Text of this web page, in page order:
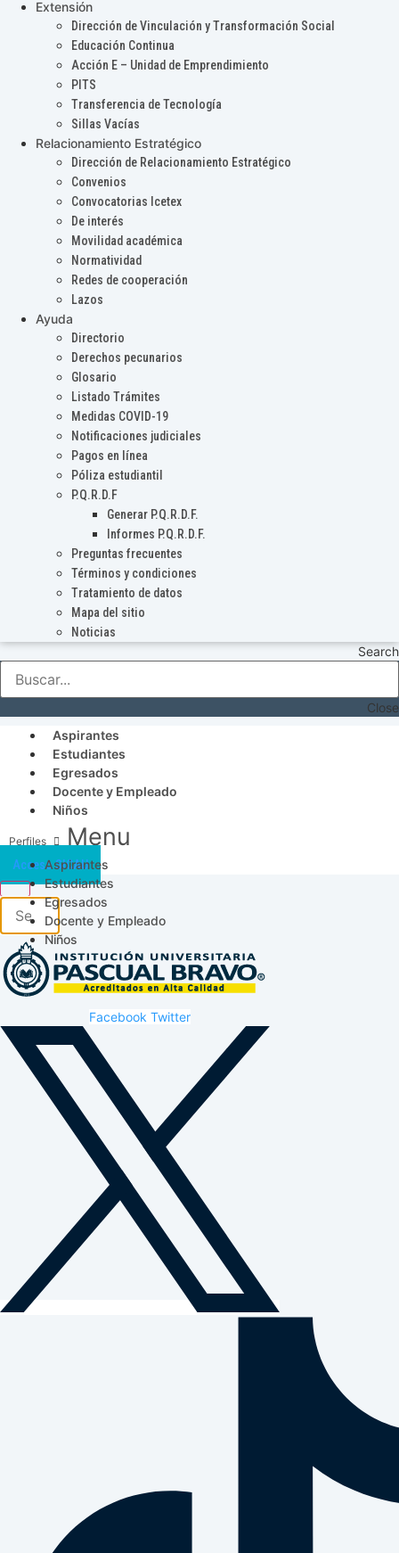
Extensión
Dirección de Vinculación y Transformación Social
Educación Continua
Acción E – Unidad de Emprendimiento
PITS
Transferencia de Tecnología
Sillas Vacías
Relacionamiento Estratégico
Dirección de Relacionamiento Estratégico
Convenios
Convocatorias Icetex
De interés
Movilidad académica
Normatividad
Redes de cooperación
Lazos
Ayuda
Directorio
Derechos pecunarios
Glosario
Listado Trámites
Medidas COVID-19
Notificaciones judiciales
Pagos en línea
Póliza estudiantil
P.Q.R.D.F
Generar P.Q.R.D.F.
Informes P.Q.R.D.F.
Preguntas frecuentes
Términos y condiciones
Tratamiento de datos
Mapa del sitio
Noticias
Search
Close
Aspirantes
Estudiantes
Egresados
Docente y Empleado
Niños
Menu
Aspirantes
Estudiantes
Egresados
Docente y Empleado
Niños
Acceso SICAU
Facebook Twitter